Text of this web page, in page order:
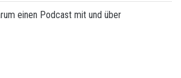
einen Podcast mit und über